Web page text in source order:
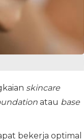
skincare
atau base
bekerja optimal